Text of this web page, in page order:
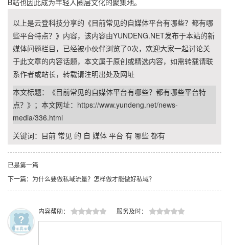
B站也因此成为年轻人圈层文化的聚集地。
以上是云登科技分享的《目前常见的自媒体平台有哪些？都有哪
些平台特点？》内容，该内容由YUNDENG.NET发布于本站的新
媒体问题栏目，已经被小伙伴浏览了0次，欢迎大家一起讨论关
于此文章的内容话题，本文属于原创或精选内容，如需转载请联
系作者或站长，转载请注明出处及网址
本文标题：《目前常见的自媒体平台有哪些？都有哪些平台特
点？》；本文网址： https://www.yundeng.net/news-
media/336.html
关键词： 目前 常见 的 自 媒体 平台 有 哪些 都有
已是第一篇
下一篇：为什么要做私域流量？怎样做才能做好私域？
内容帮助： 服务及时：